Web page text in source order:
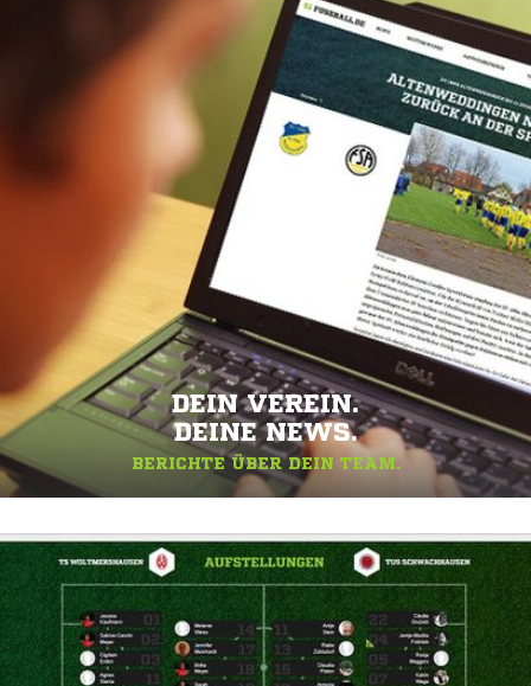
DEIN VEREIN.
DEINE NEWS.
BERICHTE ÜBER DEIN TEAM.